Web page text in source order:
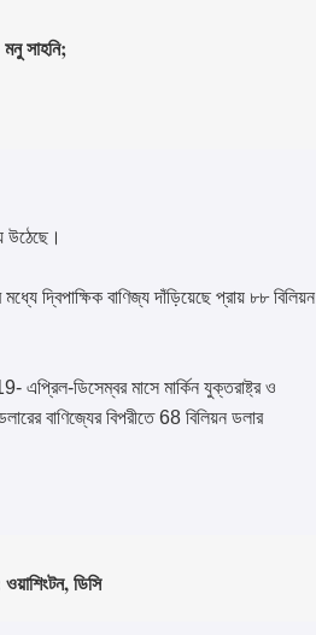
মনু সাহনি;
উঠেছে।
দ্বিপাক্ষিক বাণিজ্য দাঁড়িয়েছে প্রায় ৮৮ বিলিয়ন
ডিসেম্বর মাসে মার্কিন যুক্তরাষ্ট্র ও
বাণিজ্যের বিপরীতে 68 বিলিয়ন ডলার
ওয়াশিংটন, ডিসি